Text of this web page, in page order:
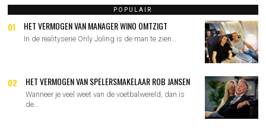
POPULAIR
01 HET VERMOGEN VAN MANAGER WINO OMTZIGT
In de realityserie Only Joling is de man te zien…
02 HET VERMOGEN VAN SPELERSMAKELAAR ROB JANSEN
Wanneer je veel weet van de voetbalwereld, dan is
de…